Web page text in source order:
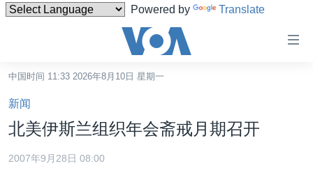
Powered by Translate
碍
链
接
跳
转
中国时间 11:33 2026年8月10日 星期一
新闻
北美伊斯兰组织年会斋戒月期召开
2007年9月28日 08:00